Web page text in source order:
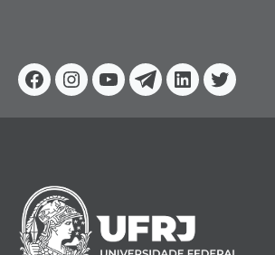
Facebook
Instagram
YoutubeTelegram
Linkedin
Twitter